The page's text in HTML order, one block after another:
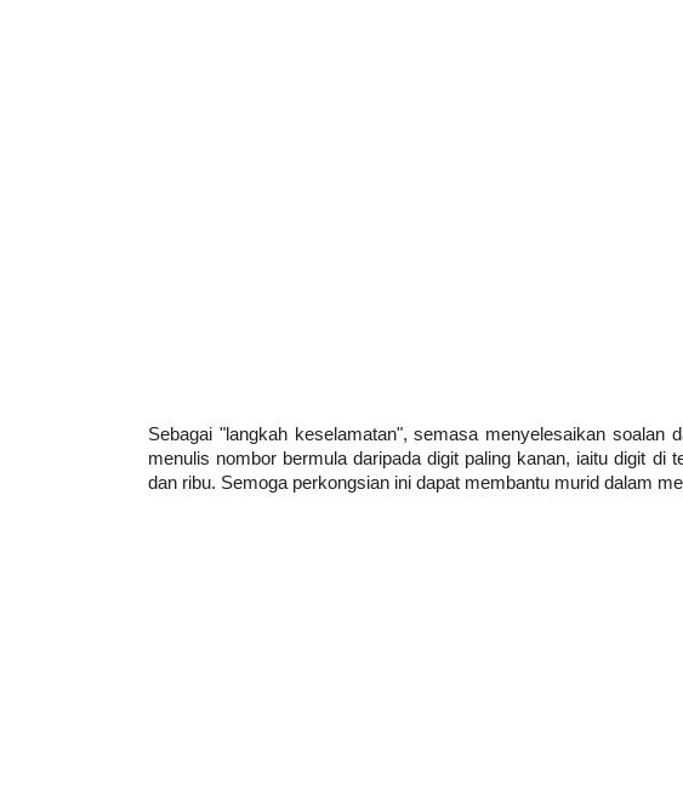
Sebagai "langkah keselamatan", semasa menyelesaikan soalan
menulis nombor bermula daripada digit paling kanan, iaitu digit di
dan ribu. Semoga perkongsian ini dapat membantu murid dalam